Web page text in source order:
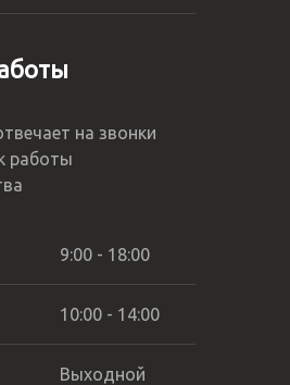
на звонки
работы
9:00 - 18:00
10:00 - 14:00
Выходной